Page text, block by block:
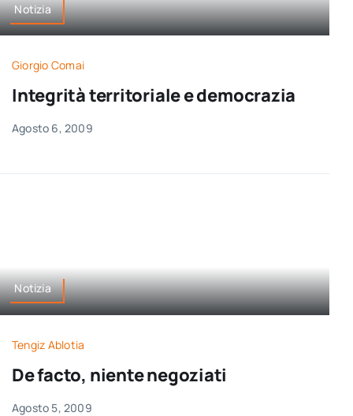
Notizia
Giorgio Comai
Integrità territoriale e democrazia
Agosto 6, 2009
Notizia
Tengiz Ablotia
De facto, niente negoziati
Agosto 5, 2009